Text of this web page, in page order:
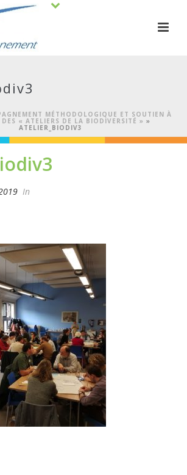
MÉTHODOLOGIQUE ET SOUTIEN À
« ATELIERS DE LA BIODIVERSITÉ » »
ATELIER_BIODIV3
In